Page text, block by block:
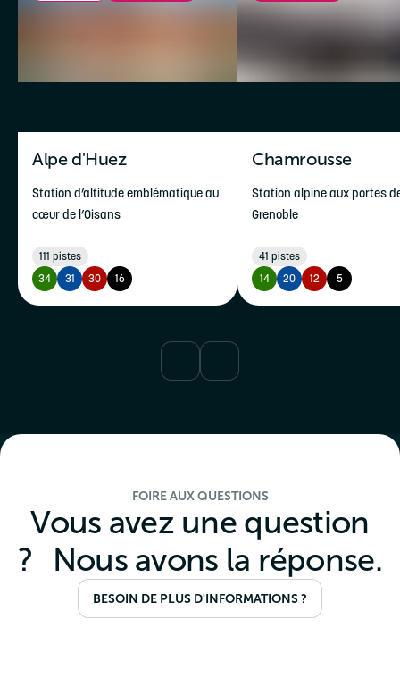
Alpe d'Huez
Station d’altitude emblématique au
cœur de l’Oisans
111 pistes
34
31 30 16
Chamrousse
Station alpine aux portes
Grenoble
41 pistes
14
20 12 5
FOIRE AUX QUESTIONS
Vous avez une question
? Nous avons la réponse.
BESOIN DE PLUS D'INFORMATIONS ?